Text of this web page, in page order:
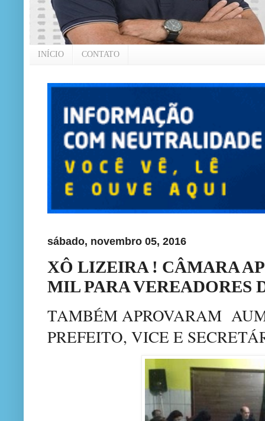
INÍCIO CONTATO
sábado, novembro 05, 2016
XÔ LIZEIRA ! CÂMARA
MIL PARA VEREADORES
TAMBÉM APROVARAM
PREFEITO, VICE E